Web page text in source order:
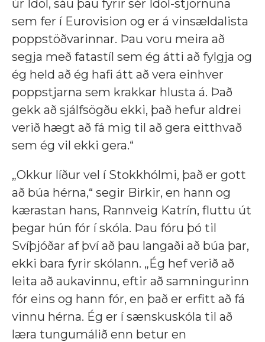
úr Idol, sáu þau fyrir sér Idol-stjörnuna
sem fer í Eurovision og er á vinsældalista
poppstöðvarinnar. Þau voru meira að
segja með fatastíl sem ég átti að fylgja og
ég held að ég hafi átt að vera einhver
poppstjarna sem krakkar hlusta á. Það
gekk að sjálfsögðu ekki, það hefur aldrei
verið hægt að fá mig til að gera eitthvað
sem ég vil ekki gera.“
„Okkur líður vel í Stokkhólmi, það er gott
að búa hérna,“ segir Birkir, en hann og
kærastan hans, Rannveig Katrín, fluttu út
þegar hún fór í skóla. Þau fóru þó til
Svíþjóðar af því að þau langaði að búa þar,
ekki bara fyrir skólann. „Ég hef verið að
leita að aukavinnu, eftir að samningurinn
fór eins og hann fór, en það er erfitt að fá
vinnu hérna. Ég er í sænskuskóla til að
læra tungumálið enn betur en